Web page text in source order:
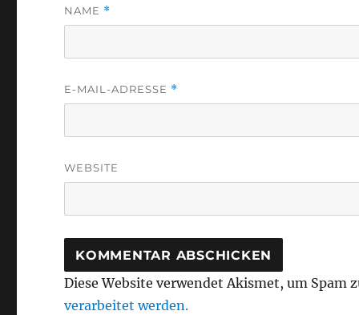
NAME *
E-MAIL-ADRESSE *
WEBSITE
Diese Website verwendet Akismet, um Spam
verarbeitet werden.